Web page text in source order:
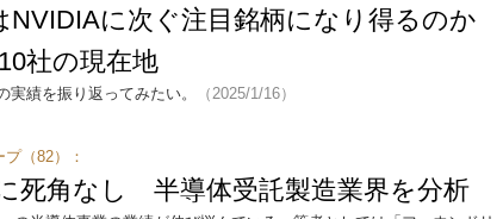
NVIDIAに次ぐ注目銘柄になり得るのか
社の現在地
績を振り返ってみたい。 （2025/1/16）
（82）：
死角なし 半導体受託製造業界を分析